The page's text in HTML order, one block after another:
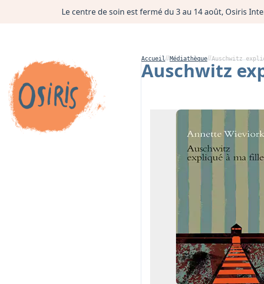
Le centre de soin est fermé du 3 au 14 août, Osiris
Accueil Médiathèque Auschwitz
Auschwitz